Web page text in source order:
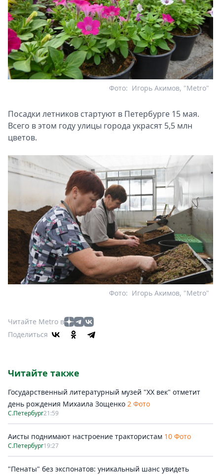
Игорь Акимов, "Metro"
Фото:
Посадки летников стартуют в Петербурге 15 мая.
Всего в этом году улицы города украсят 5,5 млн
цветов.
Игорь Акимов, "Metro"
Фото:
Читайте Metro в
Поделиться
Читайте также
Государственный литературный музей "ХХ век" отметит
день рождения Михаила Зощенко 2 Фото
С.Петербург21:59
Аисты поднимают настроение трактористам 10 Фото
С.Петербург19:27
"Пенаты" без экспонатов: уникальный шанс увидеть